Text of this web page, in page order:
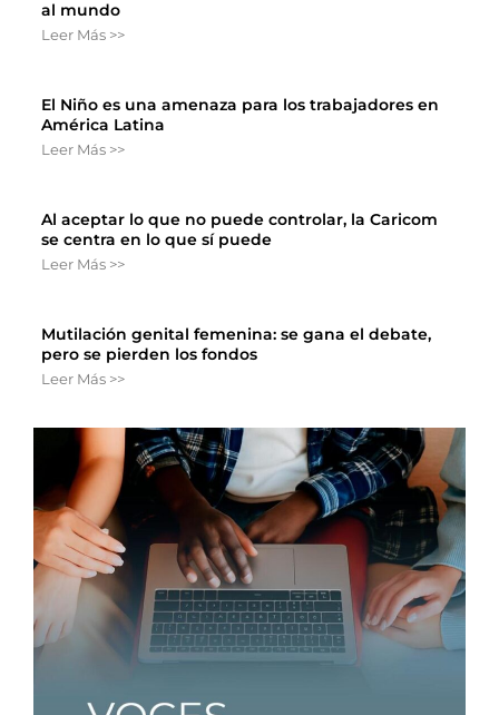
al mundo
Leer Más >>
El Niño es una amenaza para los trabajadores en
América Latina
Leer Más >>
Al aceptar lo que no puede controlar, la Caricom
se centra en lo que sí puede
Leer Más >>
Mutilación genital femenina: se gana el debate,
pero se pierden los fondos
Leer Más >>